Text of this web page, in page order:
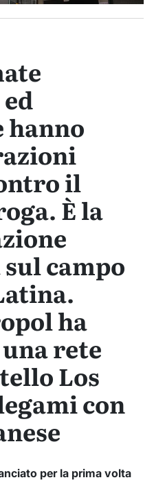
hanno
il
È la
campo
ha
rete
Los
con
per la prima volta